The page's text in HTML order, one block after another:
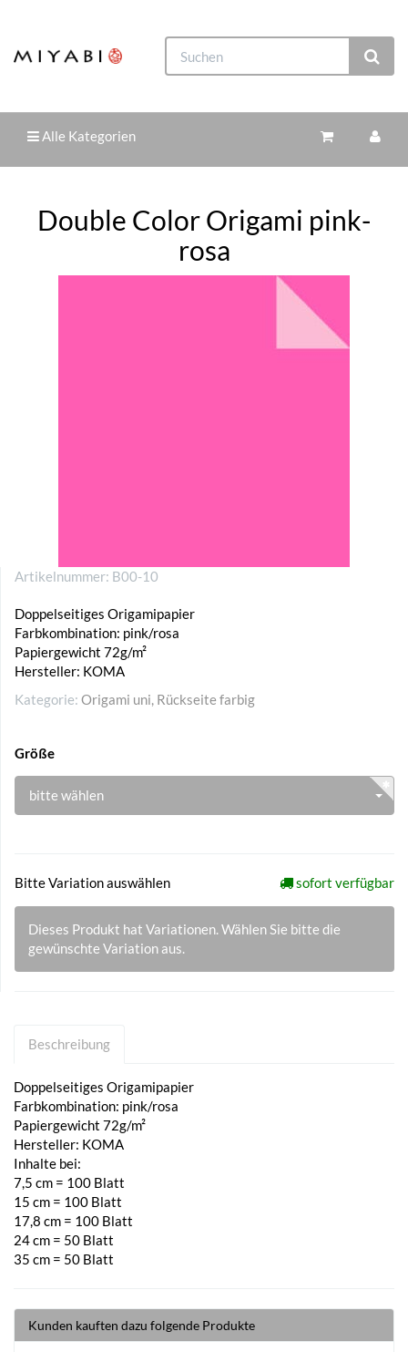
Alle Kategorien
Double Color Origami pink-
rosa
Artikelnummer: B00-10
Doppelseitiges Origamipapier
Farbkombination: pink/rosa
Papiergewicht 72g/m²
Hersteller: KOMA
Kategorie: Origami uni, Rückseite farbig
Größe
bitte wählen
Bitte Variation auswählen sofort verfügbar
Dieses Produkt hat Variationen. Wählen Sie bitte die
gewünschte Variation aus.
Beschreibung
Doppelseitiges Origamipapier
Farbkombination: pink/rosa
Papiergewicht 72g/m²
Hersteller: KOMA
Inhalte bei:
7,5 cm = 100 Blatt
15 cm = 100 Blatt
17,8 cm = 100 Blatt
24 cm = 50 Blatt
35 cm = 50 Blatt
Kunden kauften dazu folgende Produkte